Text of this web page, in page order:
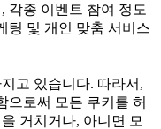
각종 이벤트 참여 정도
팅 및 개인 맞춤 서비스
고 있습니다. 따라서,
으로써 모든 쿠키를 허
거치거나, 아니면 모